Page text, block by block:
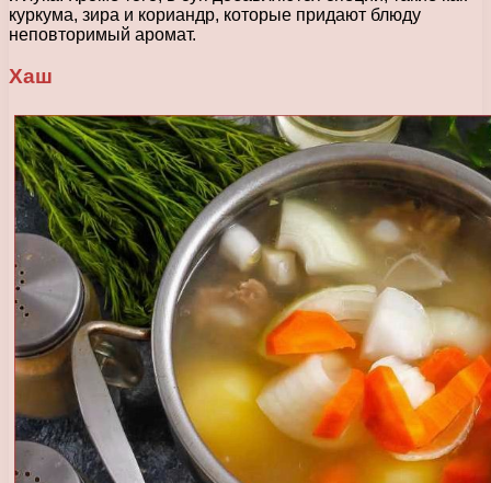
куркума, зира и кориандр, которые придают блюду
неповторимый аромат.
Хаш